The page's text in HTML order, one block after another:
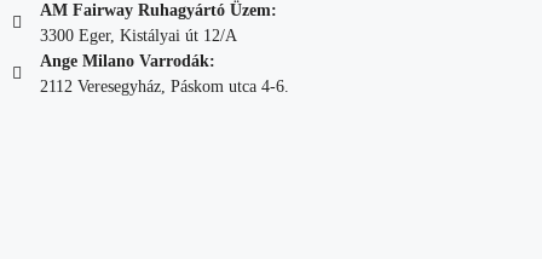
AM Fairway Ruhagyártó Üzem:
3300 Eger, Kistályai út 12/A
Ange Milano Varrodák:
2112 Veresegyház, Páskom utca 4-6.